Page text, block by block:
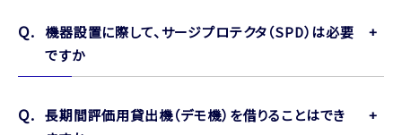
機器設置に際して、サージプロテクタ（SPD）は必要
ですか
長期間評価用貸出機（デモ機）を借りることはでき